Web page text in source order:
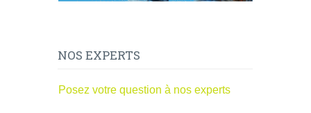
NOS EXPERTS
Posez votre question à nos experts